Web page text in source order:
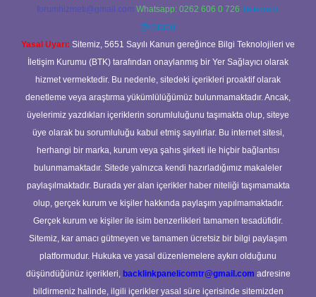
forumhizmeti@gmail.com Whatsapp: 0262 606 0 726 Telegram:
@karabul
Yasal Uyarı: Sitemiz, 5651 Sayılı Kanun gereğince Bilgi Teknolojileri ve
İletişim Kurumu (BTK) tarafından onaylanmış bir Yer Sağlayıcı olarak
hizmet vermektedir. Bu nedenle, sitedeki içerikleri proaktif olarak
denetleme veya araştırma yükümlülüğümüz bulunmamaktadır. Ancak,
üyelerimiz yazdıkları içeriklerin sorumluluğunu taşımakta olup, siteye
üye olarak bu sorumluluğu kabul etmiş sayılırlar. Bu internet sitesi,
herhangi bir marka, kurum veya şahıs şirketi ile hiçbir bağlantısı
bulunmamaktadır. Sitede yalnızca kendi hazırladığımız makaleler
paylaşılmaktadır. Burada yer alan içerikler haber niteliği taşımamakta
olup, gerçek kurum ve kişiler hakkında paylaşım yapılmamaktadır.
Gerçek kurum ve kişiler ile isim benzerlikleri tamamen tesadüfidir.
Sitemiz, kar amacı gütmeyen ve tamamen ücretsiz bir bilgi paylaşım
platformudur. Hukuka ve yasal düzenlemelere aykırı olduğunu
düşündüğünüz içerikleri, backlinkpanelicomtr@gmail.com adresine
bildirmeniz halinde, ilgili içerikler yasal süre içerisinde sitemizden